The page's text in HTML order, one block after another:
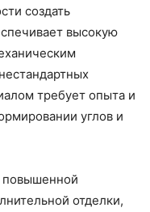
создать
высокую
требует опыта и
углов и
отделки,